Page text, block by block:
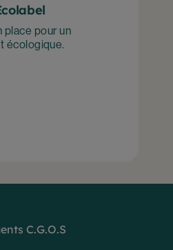
place pour un
écologique.
C.G.O.S